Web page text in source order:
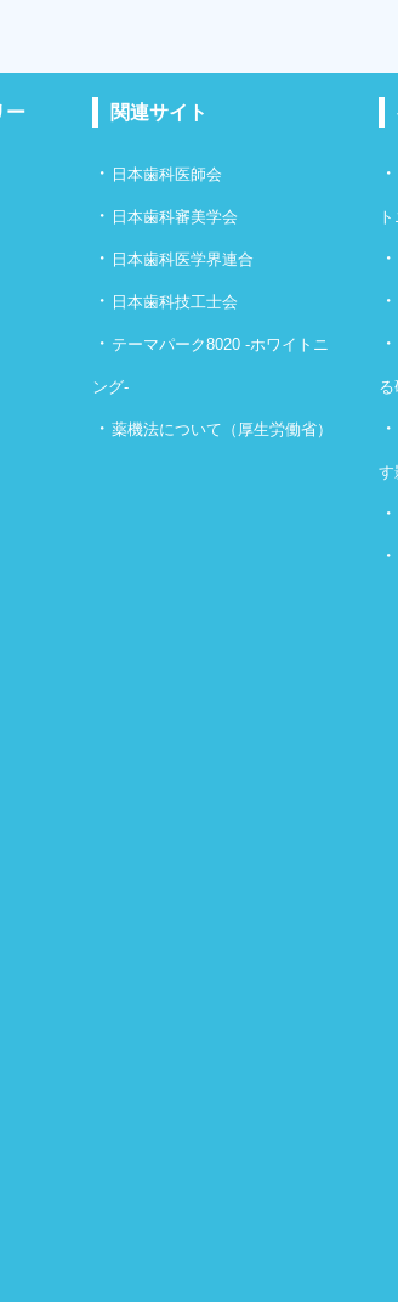
ー 関連サイト
・ 日本歯科医師会
・ 日本歯科審美学会
・ 日本歯科医学界連合
・ 日本歯科技工士会
・ テーマパーク8020 -ホワイトニ
ング-
・薬機法について（厚生労働省）
・
・
・
・
る
・
す
・
・